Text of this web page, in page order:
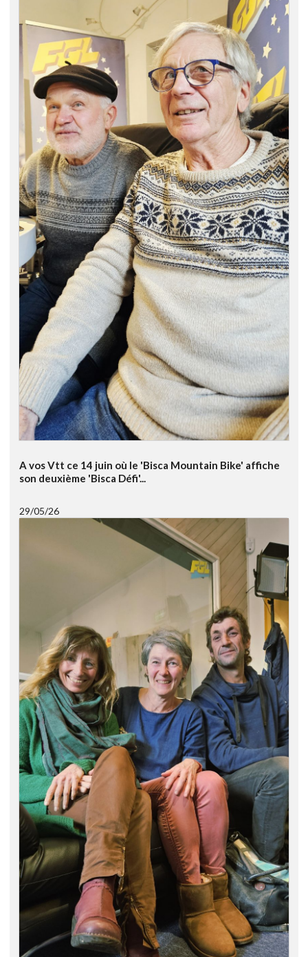
A vos Vtt ce 14 juin où le 'Bisca Mountain Bike' affiche
son deuxième 'Bisca Défi'...
29/05/26